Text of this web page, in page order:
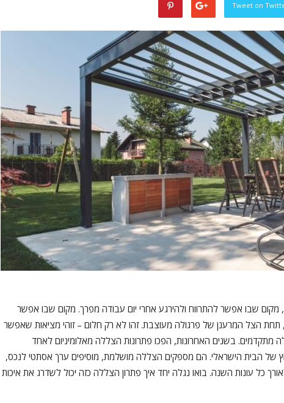
הבית
Tweet on
שבו אפשר להתרווח ולהירגע אחרי יום עבודה מפרך. מקום שבו אפשר
הצל המרענן של פרגולה מעוצבת. זהו לא רק חלום – זוהי מציאות שאפשר
בשנים האחרונות, הפכו פתרונות הצללה מאלומיניום לאחד
של הבית הישראלי. הם מספקים הצללה מושלמת, מוסיפים ערך אסתטי לנכס,
כל עונות השנה. בואו נגלה יחד איך פתרון הצללה כזה יכול לשדרג את איכות